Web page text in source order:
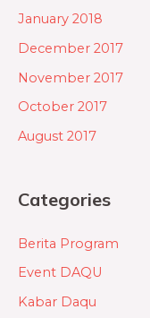
January 2018
December 2017
November 2017
October 2017
August 2017
Categories
Berita Program
Event DAQU
Kabar Daqu